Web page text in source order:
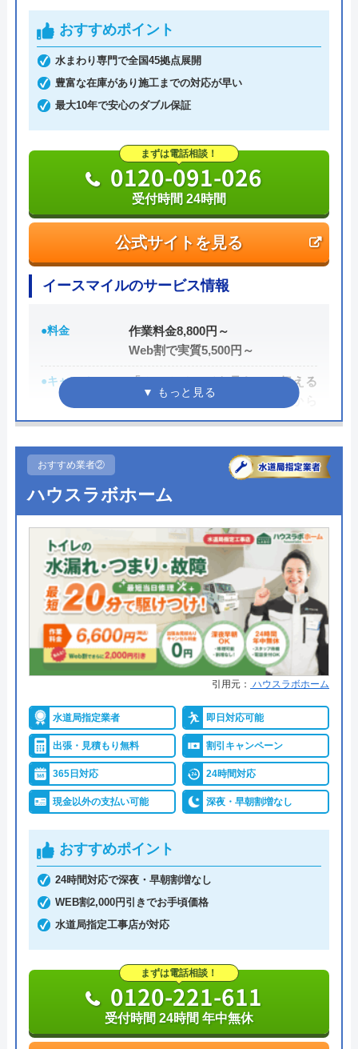
おすすめポイント
水まわり専門で全国45拠点展開
豊富な在庫があり施工までの対応が早い
最大10年で安心のダブル保証
公式サイトを見る
まずは電話相談！
0120-091-026
受付時間 24時間
イースマイルのサービス情報
●料金
作業料金8,800円～
Web割で実質5,500円～
●キャンペーン
「ホームページを見た」と伝える
だけで、WEB割で作業料金から
3,000円割引！
●駆けつけ時間 最短20分
●定休日 年中無休
●出張見積もり 出張・見積もり無料
●支払い方法
現金、銀行振込、モバイル、後払
い決済、クレジットカード
●累計実績
年間25万件、累計500万件の修理交
換実績
●保証・保険
工事保証12年・商品保証10年(最
詳細は公式HPでご確認ください
イースマイルがおすすめの理由
イースマイルは対応する自治体で適切な工事ができ
ると認められている水道局指定業者です。
土日祝日・深夜早朝含む24時間365日、いつ相談し
ても割増料金がかからず、作業が始まるまでは一切
費用がかからないかなり信頼できる業者です。
実績も豊富で、スタッフの研修にも力を入れている
ため技術力はもちろん接客もよく、トイレや排水
管、給湯器や蛇口の修理交換まで水回りのことなら
何でも相談できます。
おすすめ業者②
ハウスラボホーム
引用元： ハウスラボホーム
水道局指定業者 即日対応可能
出張・見積もり無料 割引キャンペーン
365日対応 24時間対応
現金以外の支払い可能 深夜・早朝割増なし
おすすめポイント
24時間対応で深夜・早朝割増なし
WEB割2,000円引きでお手頃価格
水道局指定工事店が対応
まずは電話相談！
0120-221-611
受付時間 24時間 年中無休